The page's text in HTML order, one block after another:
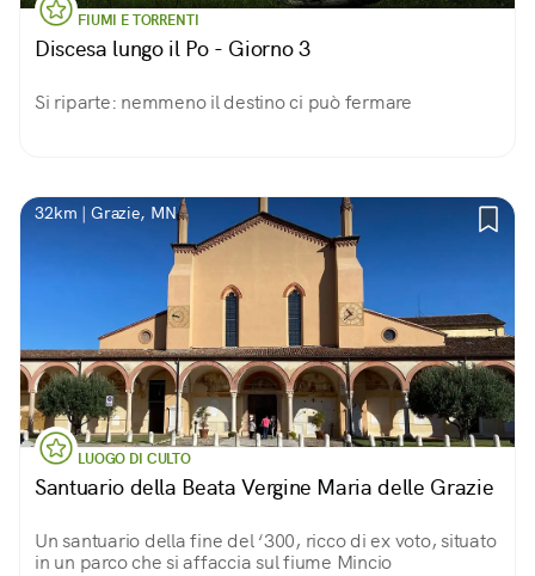
FIUMI E TORRENTI
Discesa lungo il Po - Giorno 3
Si riparte: nemmeno il destino ci può fermare
32km | Grazie, MN
LUOGO DI CULTO
Santuario della Beata Vergine Maria delle Grazie
Un santuario della fine del ‘300, ricco di ex voto, situato
in un parco che si affaccia sul fiume Mincio